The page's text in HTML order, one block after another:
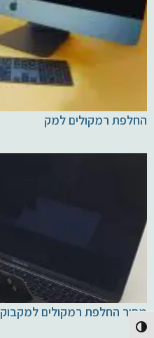
Toggle High Contrast
החלפת רמקולים למק
מחיר החלפת רמקולים למקבוק